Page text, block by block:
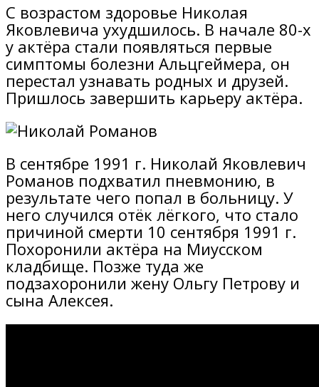
С возрастом здоровье Николая
Яковлевича ухудшилось. В начале 80-х
у актёра стали появляться первые
симптомы болезни Альцгеймера, он
перестал узнавать родных и друзей.
Пришлось завершить карьеру актёра.
В сентябре 1991 г. Николай Яковлевич
Романов подхватил пневмонию, в
результате чего попал в больницу. У
него случился отёк лёгкого, что стало
причиной смерти 10 сентября 1991 г.
Похоронили актёра на Миусском
кладбище. Позже туда же
подзахоронили жену Ольгу Петрову и
сына Алексея.